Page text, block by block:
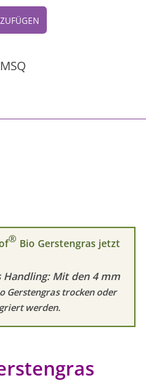
® Bio Gerstengras jetzt
Handling: Mit den 4 mm
Gerstengras trocken oder
werden.